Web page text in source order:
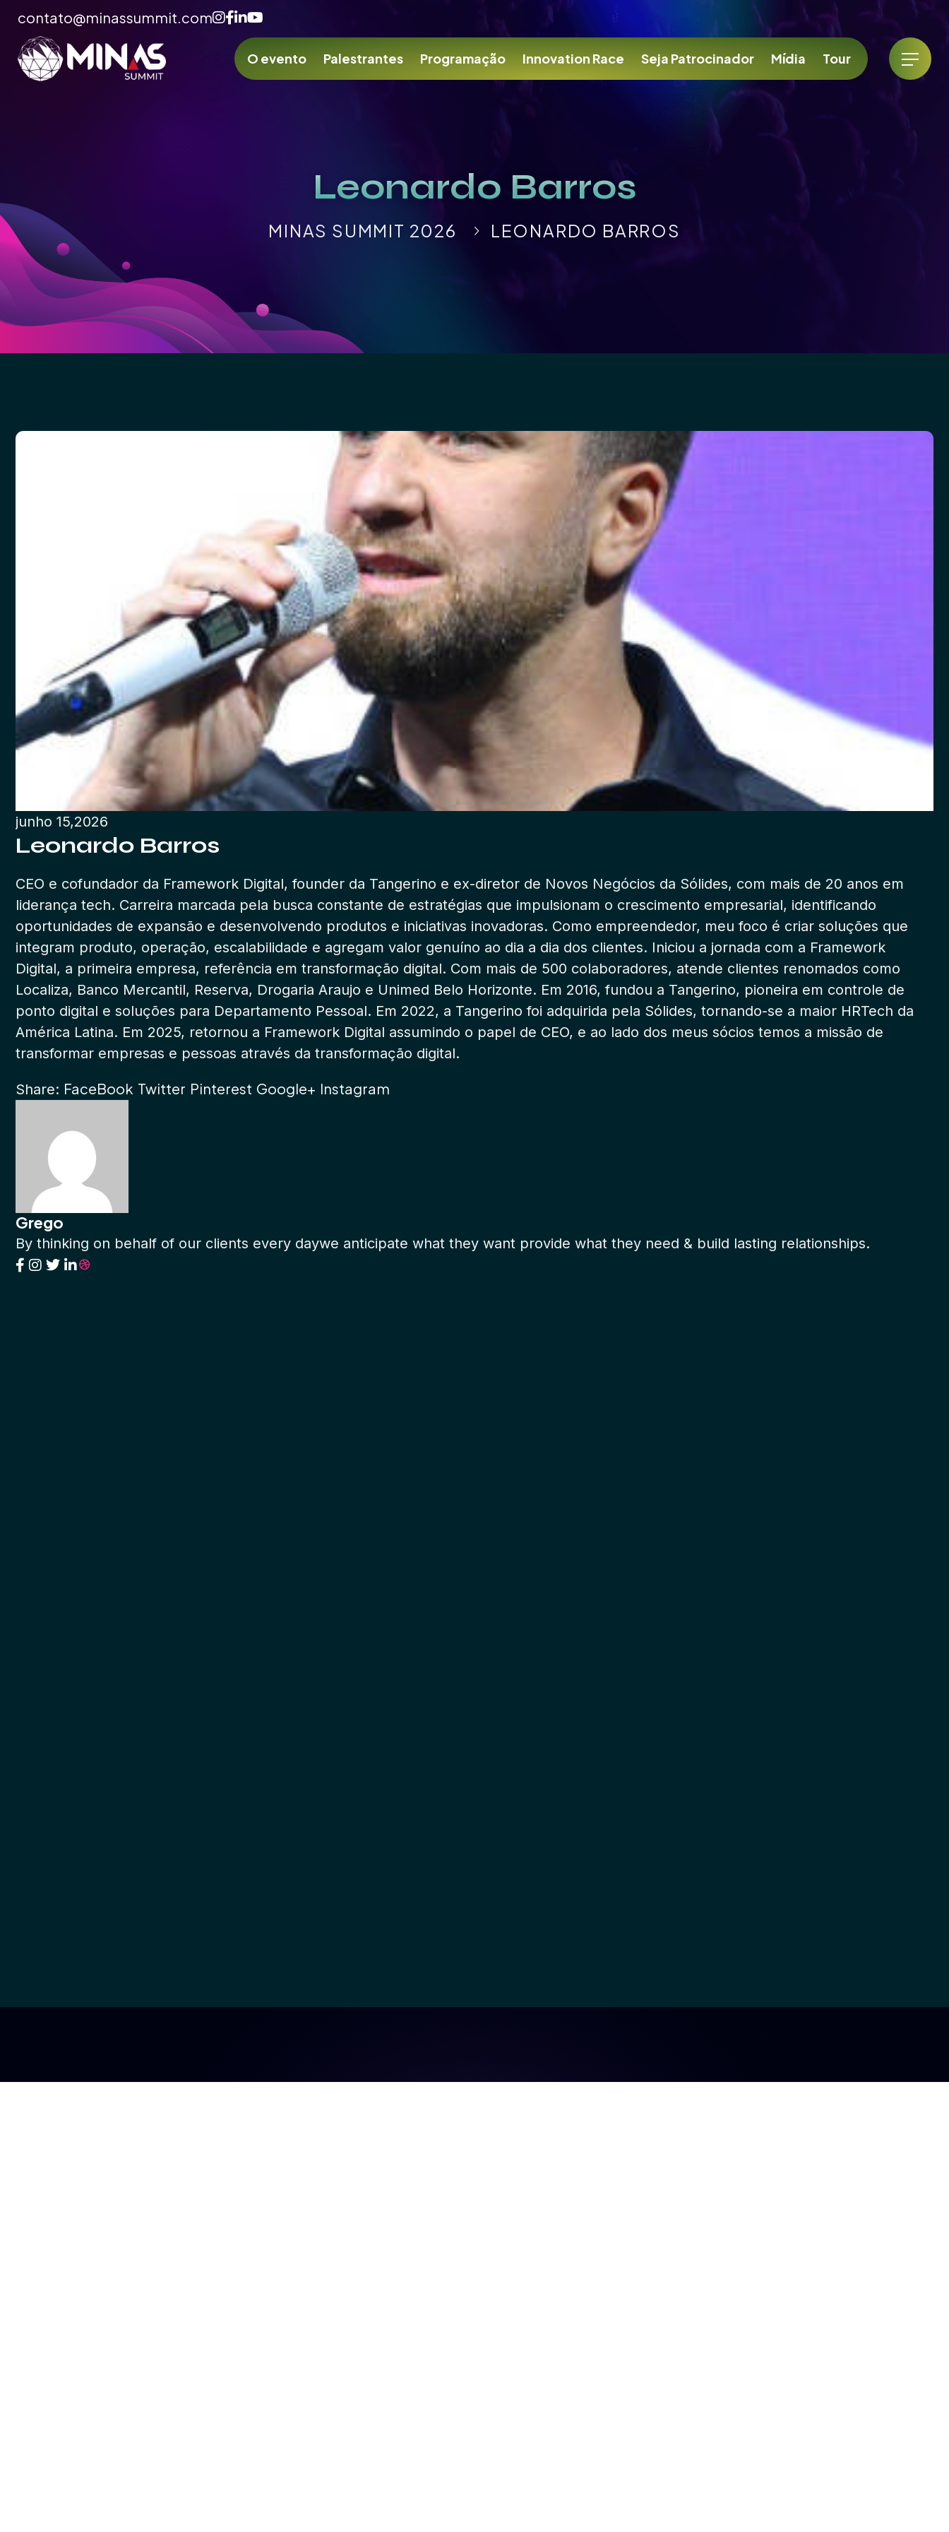
contato@minassummit.com
O evento Palestrantes Programação Innovation Race Seja Patrocinador Mídia Tour
Leonardo Barros
MINAS SUMMIT 2026 LEONARDO BARROS
junho 15,2026
Leonardo Barros
CEO e cofundador da Framework Digital, founder da Tangerino e ex-diretor de Novos Negócios da Sólides, com mais de 20 anos em
liderança tech. Carreira marcada pela busca constante de estratégias que impulsionam o crescimento empresarial, identificando
oportunidades de expansão e desenvolvendo produtos e iniciativas inovadoras. Como empreendedor, meu foco é criar soluções que
integram produto, operação, escalabilidade e agregam valor genuíno ao dia a dia dos clientes. Iniciou a jornada com a Framework
Digital, a primeira empresa, referência em transformação digital. Com mais de 500 colaboradores, atende clientes renomados como
Localiza, Banco Mercantil, Reserva, Drogaria Araujo e Unimed Belo Horizonte. Em 2016, fundou a Tangerino, pioneira em controle de
ponto digital e soluções para Departamento Pessoal. Em 2022, a Tangerino foi adquirida pela Sólides, tornando-se a maior HRTech da
América Latina. Em 2025, retornou a Framework Digital assumindo o papel de CEO, e ao lado dos meus sócios temos a missão de
transformar empresas e pessoas através da transformação digital.
Share: FaceBook Twitter Pinterest Google+ Instagram
Grego
By thinking on behalf of our clients every daywe anticipate what they want provide what they need & build lasting relationships.